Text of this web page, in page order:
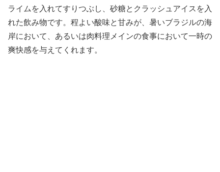
ライムを入れてすりつぶし、砂糖とクラッシュアイスを入
れた飲み物です。程よい酸味と甘みが、暑いブラジルの海
岸において、あるいは肉料理メインの食事において一時の
爽快感を与えてくれます。